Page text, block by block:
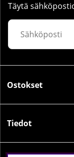
Täytä
Ostokset
Tiedot